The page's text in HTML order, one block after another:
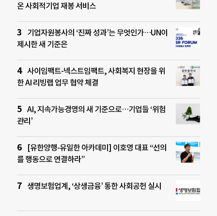
온 사회적기업 재봉 서비스
기업자원봉사의 ‘진짜 성과’는 무엇인가…UN이
제시한 새 기준은
사이임팩트-넥스트임팩트, 사회복지 현장을 위
한 AI 리빙랩 업무 협약 체결
AI, 지속가능경영의 새 기준으로…기업들 ‘위험
관리’
[유한양행-유일한 아카데미] 이호영 대표 “선의
를 행동으로 연결하라”
생명보험업계, ‘상생금융’ 통한 사회공헌 실시